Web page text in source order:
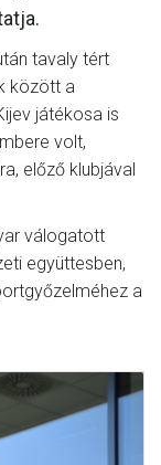
tavaly tért
között a
játékosa is
volt,
előző klubjával
válogatott
együttesben,
a